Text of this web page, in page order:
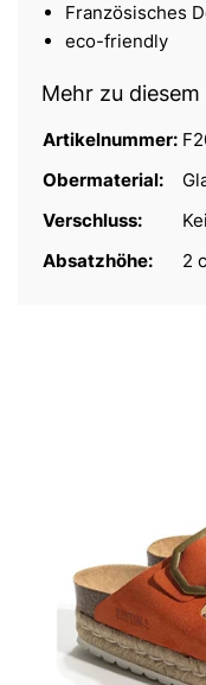
Französisches
eco-friendly
Mehr zu
Artikelnummer:
Obermaterial:
Verschluss:
Absatzhöhe:
2